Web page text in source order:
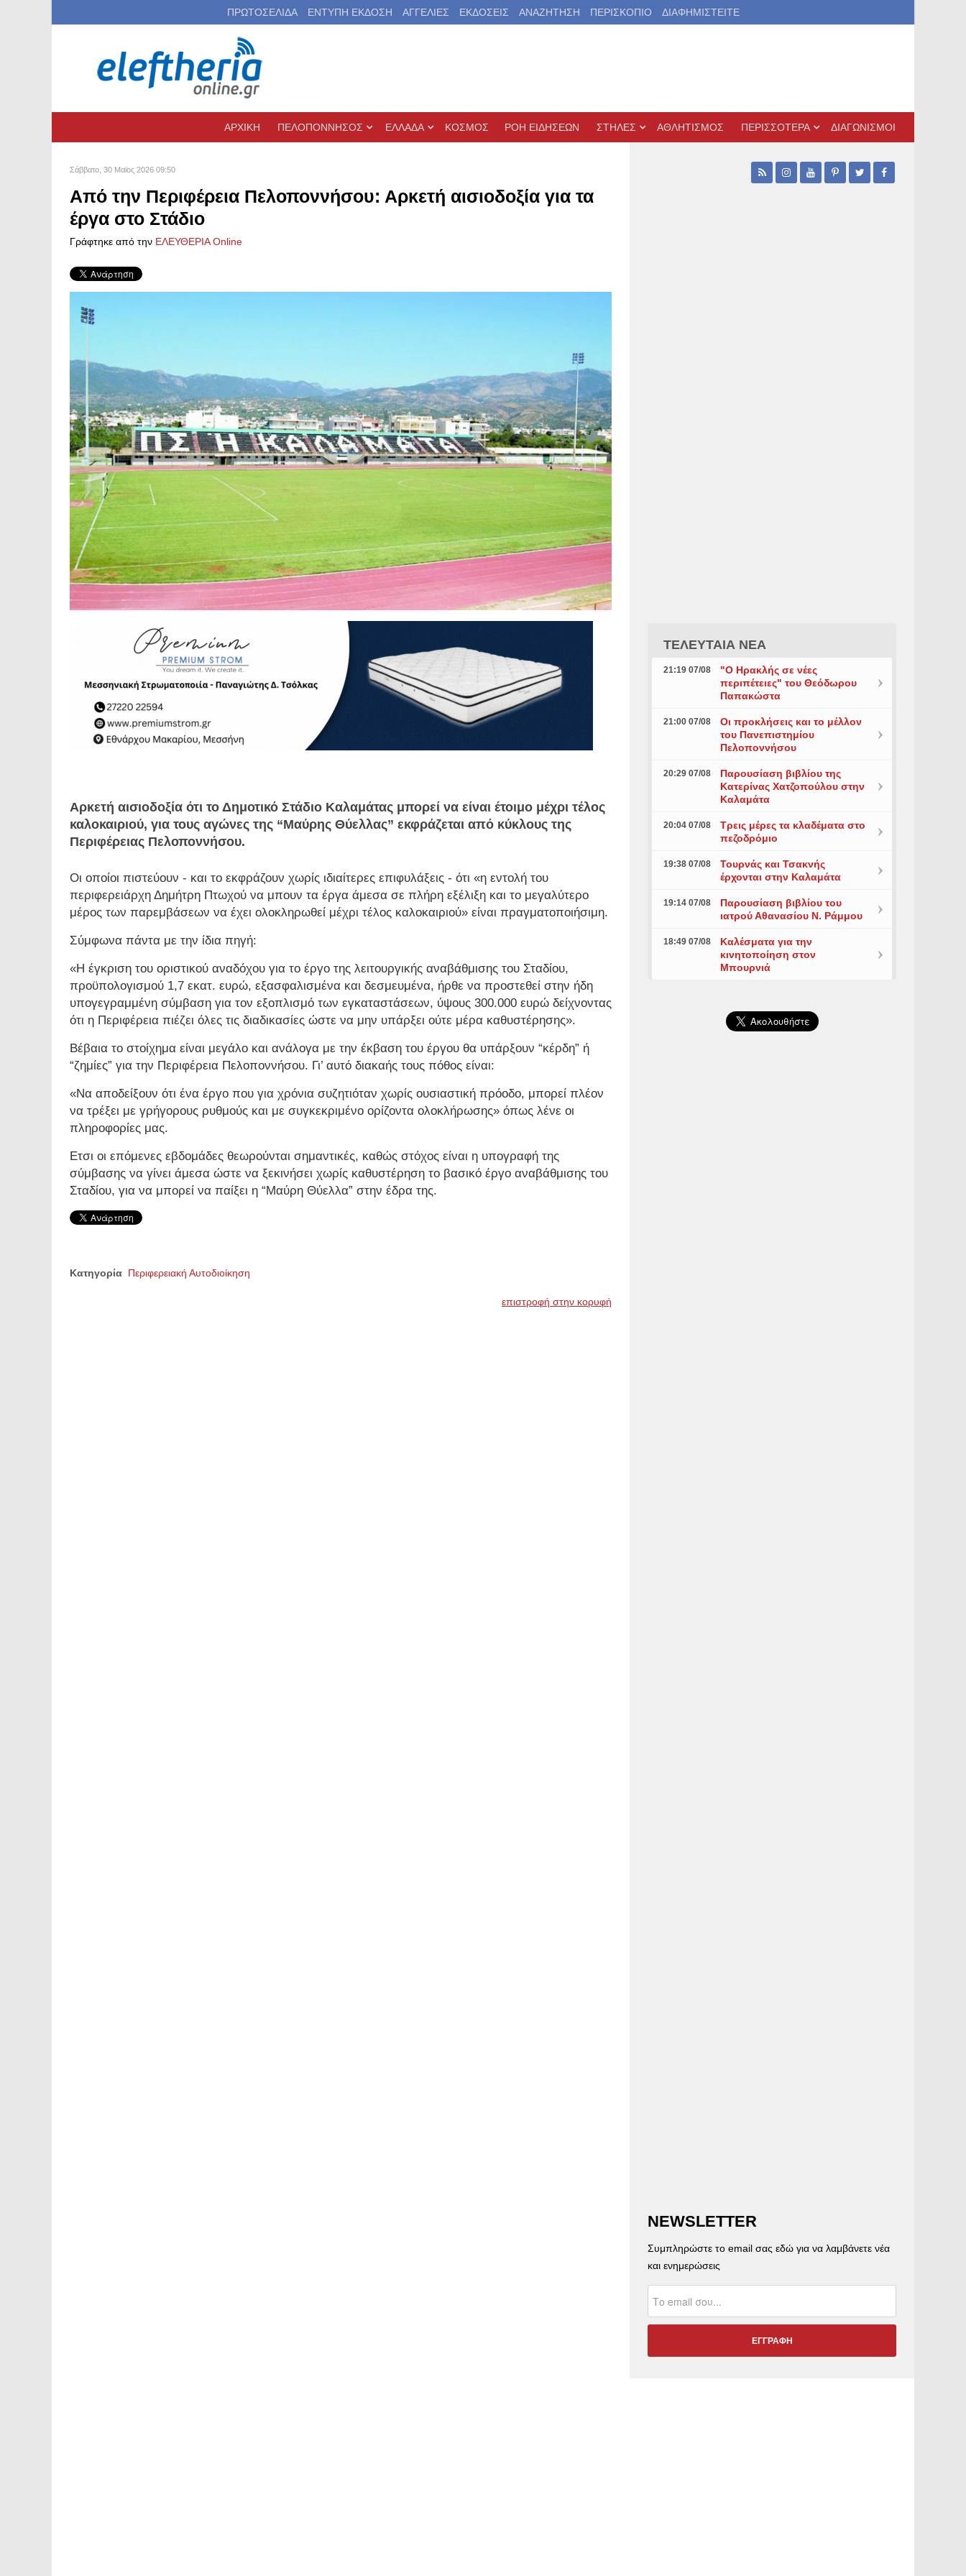
ΠΡΩΤΟΣΕΛΙΔΑ ΕΝΤΥΠΗ ΕΚΔΟΣΗ ΑΓΓΕΛΙΕΣ ΕΚΔΟΣΕΙΣ ΑΝΑΖΗΤΗΣΗ ΠΕΡΙΣΚΟΠΙΟ ΔΙΑΦΗΜΙΣΤΕΙΤΕ
ΑΡΧΙΚΗ ΠΕΛΟΠΟΝΝΗΣΟΣ ΕΛΛΑΔΑ ΚΟΣΜΟΣ ΡΟΗ ΕΙΔΗΣΕΩΝ ΣΤΗΛΕΣ ΑΘΛΗΤΙΣΜΟΣ ΠΕΡΙΣΣΟΤΕΡΑ ΔΙΑΓΩΝΙΣΜΟΙ
Σάββατο, 30 Μαϊος 2026 09:50
Από την Περιφέρεια Πελοποννήσου: Αρκετή αισιοδοξία για τα
έργα στο Στάδιο
Γράφτηκε από την ΕΛΕΥΘΕΡΙΑ Online
Αρκετή αισιοδοξία ότι το Δημοτικό Στάδιο Καλαμάτας μπορεί να είναι έτοιμο μέχρι τέλος
καλοκαιριού, για τους αγώνες της “Μαύρης Θύελλας” εκφράζεται από κύκλους της
Περιφέρειας Πελοποννήσου.
Οι οποίοι πιστεύουν - και το εκφράζουν χωρίς ιδιαίτερες επιφυλάξεις - ότι «η εντολή του
περιφερειάρχη Δημήτρη Πτωχού να μπουν τα έργα άμεσα σε πλήρη εξέλιξη και το μεγαλύτερο
μέρος των παρεμβάσεων να έχει ολοκληρωθεί μέχρι τέλος καλοκαιριού» είναι πραγματοποιήσιμη.
Σύμφωνα πάντα με την ίδια πηγή:
«Η έγκριση του οριστικού αναδόχου για το έργο της λειτουργικής αναβάθμισης του Σταδίου,
προϋπολογισμού 1,7 εκατ. ευρώ, εξασφαλισμένα και δεσμευμένα, ήρθε να προστεθεί στην ήδη
υπογεγραμμένη σύμβαση για τον εξοπλισμό των εγκαταστάσεων, ύψους 300.000 ευρώ δείχνοντας
ότι η Περιφέρεια πιέζει όλες τις διαδικασίες ώστε να μην υπάρξει ούτε μέρα καθυστέρησης».
Βέβαια το στοίχημα είναι μεγάλο και ανάλογα με την έκβαση του έργου θα υπάρξουν “κέρδη” ή
“ζημίες” για την Περιφέρεια Πελοποννήσου. Γι’ αυτό διακαής τους πόθος είναι:
«Να αποδείξουν ότι ένα έργο που για χρόνια συζητιόταν χωρίς ουσιαστική πρόοδο, μπορεί πλέον
να τρέξει με γρήγορους ρυθμούς και με συγκεκριμένο ορίζοντα ολοκλήρωσης» όπως λένε οι
πληροφορίες μας.
Ετσι οι επόμενες εβδομάδες θεωρούνται σημαντικές, καθώς στόχος είναι η υπογραφή της
σύμβασης να γίνει άμεσα ώστε να ξεκινήσει χωρίς καθυστέρηση το βασικό έργο αναβάθμισης του
Σταδίου, για να μπορεί να παίξει η “Μαύρη Θύελλα” στην έδρα της.
Κατηγορία Περιφερειακή Αυτοδιοίκηση
επιστροφή στην κορυφή
ΤΕΛΕΥΤΑΙΑ ΝΕΑ
21:19 07/08
"Ο Ηρακλής σε νέες
περιπέτειες" του Θεόδωρου
Παπακώστα
21:00 07/08
Οι προκλήσεις και το μέλλον
του Πανεπιστημίου
Πελοποννήσου
20:29 07/08
Παρουσίαση βιβλίου της
Κατερίνας Χατζοπούλου στην
Καλαμάτα
20:04 07/08
Τρεις μέρες τα κλαδέματα στο
πεζοδρόμιο
19:38 07/08
Τουρνάς και Τσακνής
έρχονται στην Καλαμάτα
19:14 07/08
Παρουσίαση βιβλίου του
ιατρού Αθανασίου Ν. Ράμμου
18:49 07/08
Καλέσματα για την
κινητοποίηση στον
Μπουρνιά
NEWSLETTER
Συμπληρώστε το email σας εδώ για να λαμβάνετε νέα
και ενημερώσεις